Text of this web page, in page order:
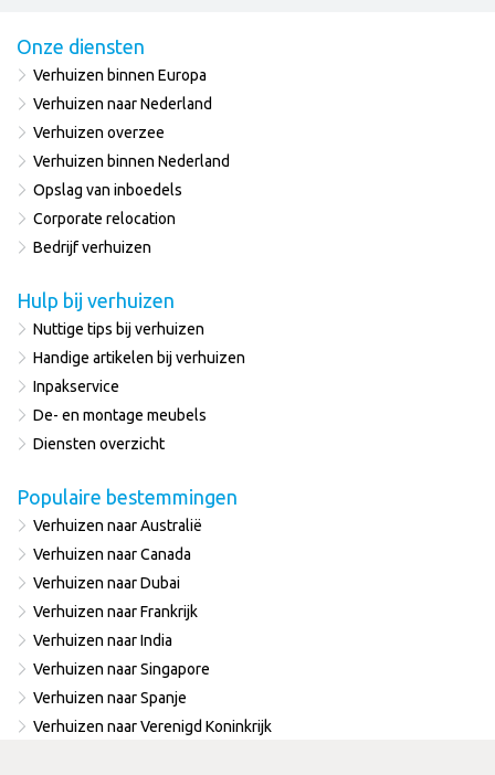
Onze diensten
Verhuizen binnen Europa
Verhuizen naar Nederland
Verhuizen overzee
Verhuizen binnen Nederland
Opslag van inboedels
Corporate relocation
Bedrijf verhuizen
Hulp bij verhuizen
Nuttige tips bij verhuizen
Handige artikelen bij verhuizen
Inpakservice
De- en montage meubels
Diensten overzicht
Populaire bestemmingen
Verhuizen naar Australië
Verhuizen naar Canada
Verhuizen naar Dubai
Verhuizen naar Frankrijk
Verhuizen naar India
Verhuizen naar Singapore
Verhuizen naar Spanje
Verhuizen naar Verenigd Koninkrijk